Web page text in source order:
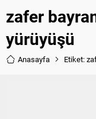
zafer
yürüyüşü
Anasayfa Etiket: